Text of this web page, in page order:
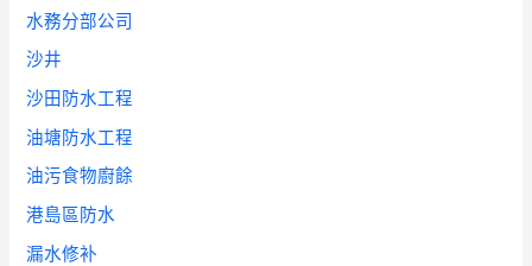
水務分部公司
沙井
沙田防水工程
油塘防水工程
油污食物廚餘
港島區防水
漏水修补